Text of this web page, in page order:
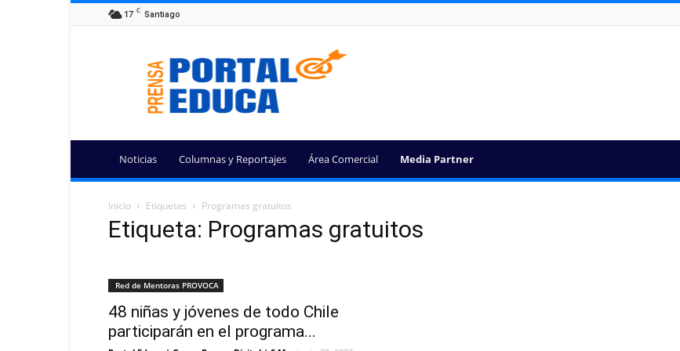
17 C Santiago
Portal
Educa
Noticias Columnas y Reportajes Área Comercial Media Partner
Inicio Etiquetas Programas gratuitos
Etiqueta: Programas gratuitos
Red de Mentoras PROVOCA
48 niñas y jóvenes de todo Chile
participarán en el programa...